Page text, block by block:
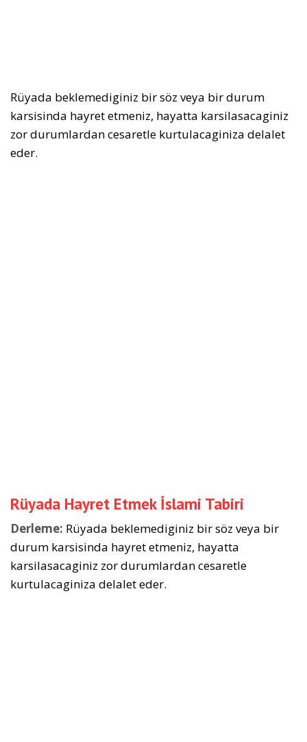
Rüyada beklemediginiz bir söz veya bir durum
karsisinda hayret etmeniz, hayatta karsilasacaginiz
zor durumlardan cesaretle kurtulacaginiza delalet
eder.
Rüyada Hayret Etmek İslami Tabiri
Derleme: Rüyada beklemediginiz bir söz veya bir
durum karsisinda hayret etmeniz, hayatta
karsilasacaginiz zor durumlardan cesaretle
kurtulacaginiza delalet eder.